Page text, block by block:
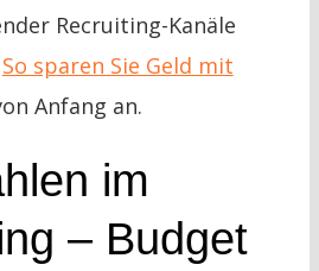
Recruiting-Kanäle
So sparen Sie Geld mit
Anfang an.
im
– Budget